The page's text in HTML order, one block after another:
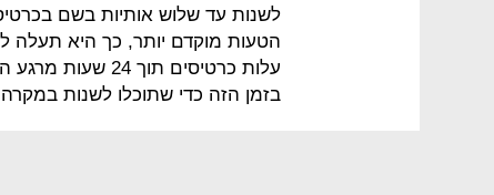
לשנות עד שלוש אותיות בשם
הטעות מוקדם יותר, כך היא
עלות כרטיסים
בזמן הזה כדי שתוכלו לשנות